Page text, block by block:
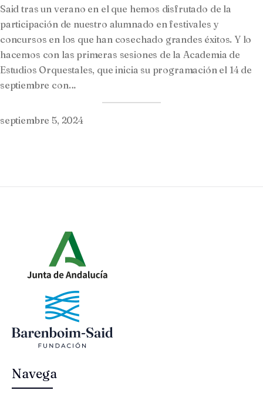
Said tras un verano en el que hemos disfrutado de la
participación de nuestro alumnado en festivales y
concursos en los que han cosechado grandes éxitos. Y lo
hacemos con las primeras sesiones de la Academia de
Estudios Orquestales, que inicia su programación el 14 de
septiembre con…
septiembre 5, 2024
Navega